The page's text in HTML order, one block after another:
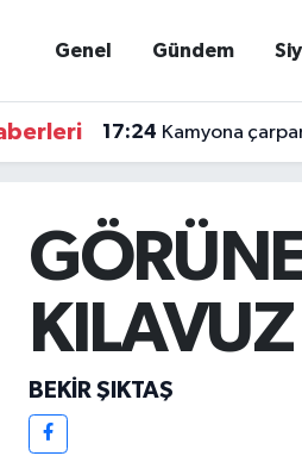
Genel Gündem
17:24 Kamyona
BEKIR ŞIKTAŞ